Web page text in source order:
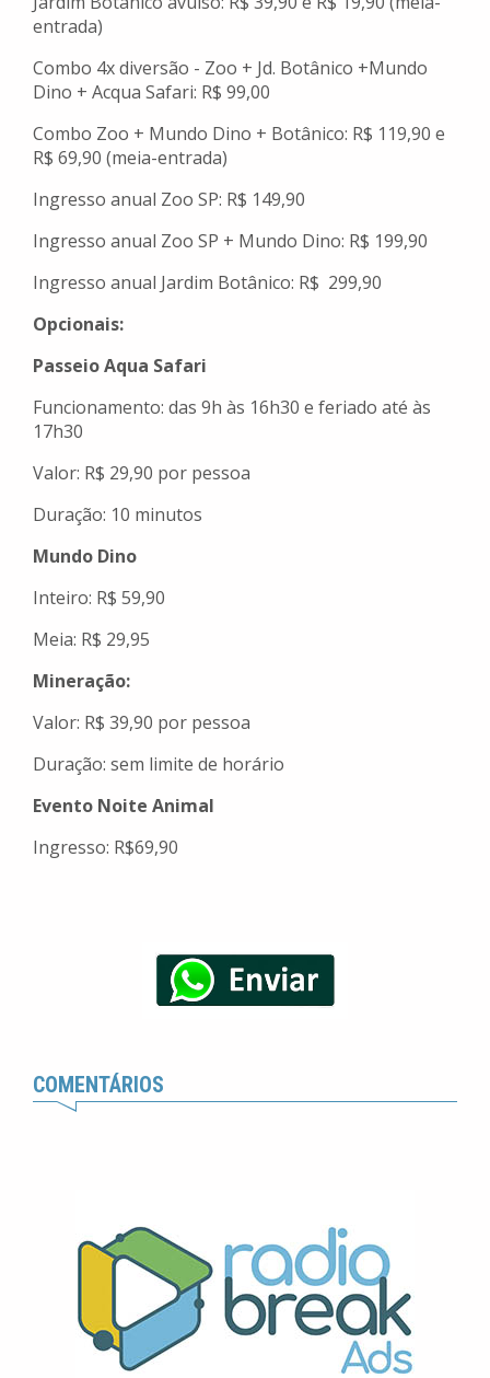
entrada)
Combo 4x diversão - Zoo + Jd. Botânico +Mundo
Dino + Acqua Safari: R$ 99,00
Combo Zoo + Mundo Dino + Botânico: R$ 119,90 e
R$ 69,90 (meia-entrada)
Ingresso anual Zoo SP: R$ 149,90
Ingresso anual Zoo SP + Mundo Dino: R$ 199,90
Ingresso anual Jardim Botânico: R$ 299,90
Opcionais:
Passeio Aqua Safari
Funcionamento: das 9h às 16h30 e feriado até às
17h30
Valor: R$ 29,90 por pessoa
Duração: 10 minutos
Mundo Dino
Inteiro: R$ 59,90
Meia: R$ 29,95
Mineração:
Valor: R$ 39,90 por pessoa
Duração: sem limite de horário
Evento Noite Animal
Ingresso: R$69,90
COMENTÁRIOS